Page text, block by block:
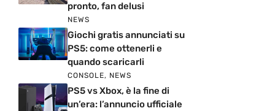
pronto, fan delusi
NEWS
Giochi gratis annunciati su
PS5: come ottenerli e
quando scaricarli
CONSOLE, NEWS
PS5 vs Xbox, è la fine di
un’era: l’annuncio ufficiale